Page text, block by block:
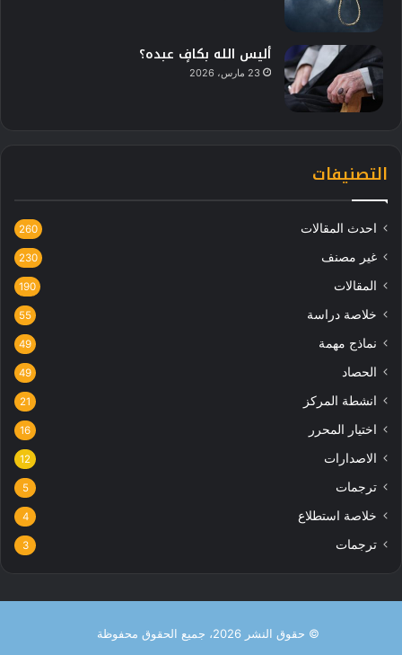
أليس الله بكافٍ عبده؟
23 مارس، 2026
التصنيفات
احدث المقالات 260
غير مصنف 230
المقالات 190
خلاصة دراسة 55
نماذج مهمة 49
الحصاد 49
انشطة المركز 21
اختيار المحرر 16
الاصدارات 12
ترجمات 5
خلاصة استطلاع 4
ترجمات 3
© حقوق النشر 2026، جميع الحقوق محفوظة